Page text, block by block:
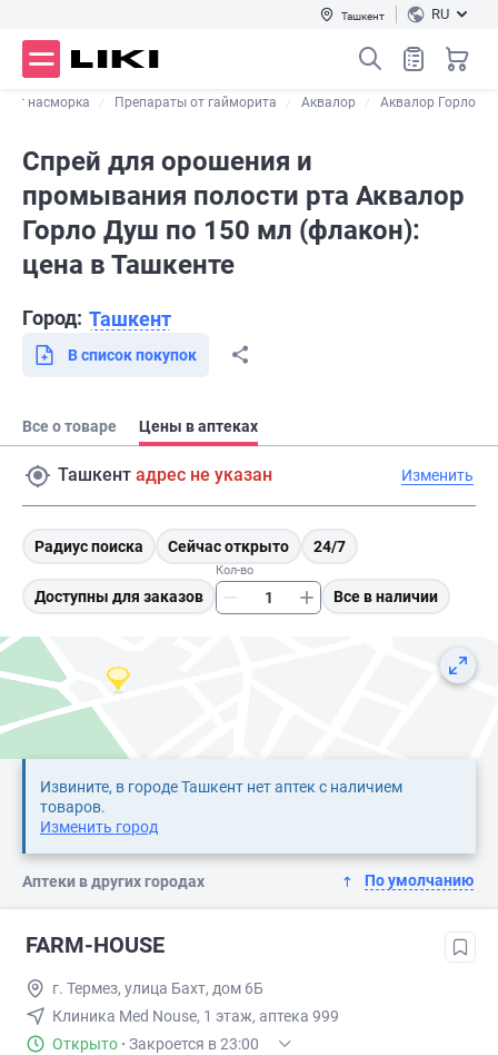
Ташкент RU
от насморка Препараты от гайморита Аквалор Аквалор Горло
Спрей для орошения и
промывания полости рта Аквалор
Горло Душ по 150 мл (флакон):
цена в Ташкенте
Город: Ташкент
В список покупок
Все о товаре Цены в аптеках
Ташкент адрес не указан Изменить
Радиус поиска Сейчас открыто 24/7
Доступны для заказов
Кол-во
Все в наличии
Извините, в городе Ташкент нет аптек с наличием
товаров.
Изменить город
Аптеки в других городах По умолчанию
FARM-HOUSE
г. Термез, улица Бахт, дом 6Б
Клиника Med Nouse, 1 этаж, аптека 999
Открыто · Закроется в 23:00